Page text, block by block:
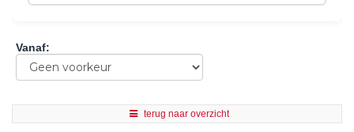
Vanaf:
terug naar overzicht